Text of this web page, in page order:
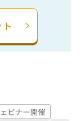
ビナー開催